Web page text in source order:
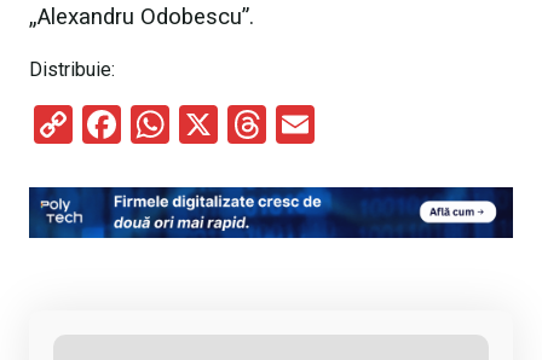
„Alexandru Odobescu”.
Distribuie:
C
py
Li
F
ce
b
W
at
s
X
T
e
a
ail